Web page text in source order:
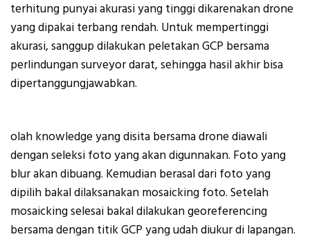
terhitung punyai akurasi yang tinggi dikarenakan drone
yang dipakai terbang rendah. Untuk mempertinggi
akurasi, sanggup dilakukan peletakan GCP bersama
perlindungan surveyor darat, sehingga hasil akhir bisa
dipertanggungjawabkan.
olah knowledge yang disita bersama drone diawali
dengan seleksi foto yang akan digunnakan. Foto yang
blur akan dibuang. Kemudian berasal dari foto yang
dipilih bakal dilaksanakan mosaicking foto. Setelah
mosaicking selesai bakal dilakukan georeferencing
bersama dengan titik GCP yang udah diukur di lapangan.